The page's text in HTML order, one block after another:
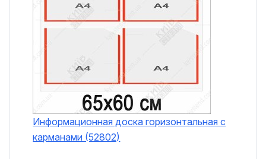
Информационная доска горизонтальная с
карманами (52802)